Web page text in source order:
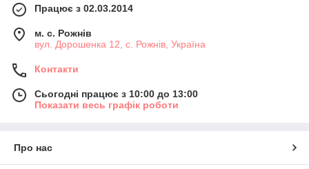
Працює з 02.03.2014
м. с. Рожнів
вул. Дорошенка 12, с. Рожнів, Україна
Контакти
Сьогодні працює з 10:00 до 13:00
Показати весь графік роботи
Про нас